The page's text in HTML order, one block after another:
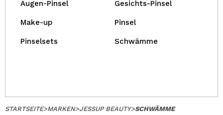
Augen-Pinsel Gesichts-Pinsel
Make-up Pinsel
Pinselsets Schwämme
STARTSEITE>MARKEN>JESSUP BEAUTY>SCHWÄMME